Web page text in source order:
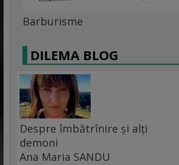
Barburisme
DILEMA BLOG
Despre îmbătrînire și alți
demoni
Ana Maria SANDU